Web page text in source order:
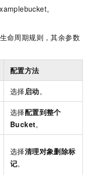
。
命周期规则，其余参数
配置方法
选择启动。
选择配置到整个
Bucket。
选择清理对象删除标
记。